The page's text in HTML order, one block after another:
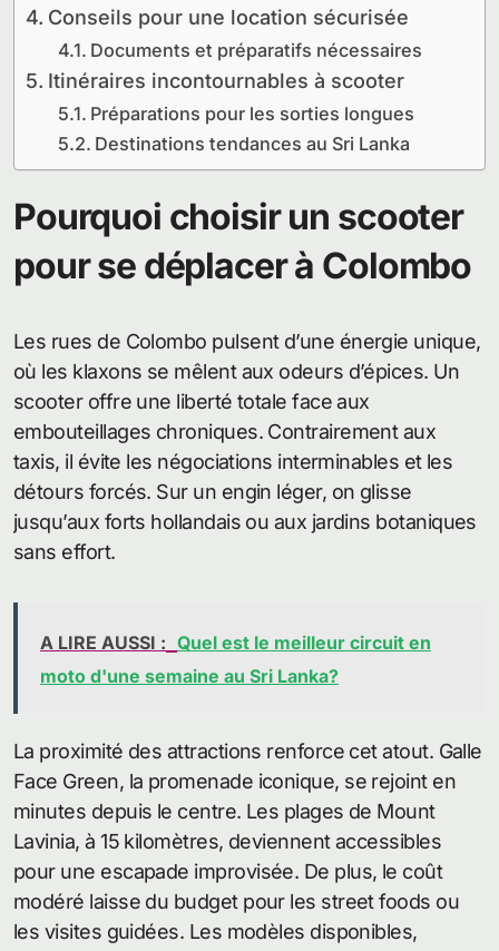
Conseils pour une location sécurisée
Documents et préparatifs nécessaires
Itinéraires incontournables à scooter
Préparations pour les sorties longues
Destinations tendances au Sri Lanka
Pourquoi choisir un scooter
pour se déplacer à Colombo
Les rues de Colombo pulsent d’une énergie unique,
où les klaxons se mêlent aux odeurs d’épices. Un
scooter offre une liberté totale face aux
embouteillages chroniques. Contrairement aux
taxis, il évite les négociations interminables et les
détours forcés. Sur un engin léger, on glisse
jusqu’aux forts hollandais ou aux jardins botaniques
sans effort.
A LIRE AUSSI : Quel est le meilleur circuit en
moto d'une semaine au Sri Lanka?
La proximité des attractions renforce cet atout. Galle
Face Green, la promenade iconique, se rejoint en
minutes depuis le centre. Les plages de Mount
Lavinia, à 15 kilomètres, deviennent accessibles
pour une escapade improvisée. De plus, le coût
modéré laisse du budget pour les street foods ou
les visites guidées. Les modèles disponibles,